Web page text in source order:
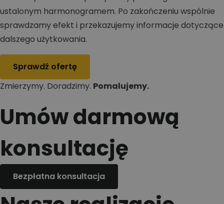
ustalonym harmonogramem. Po zakończeniu wspólnie
sprawdzamy efekt i przekazujemy informacje dotyczące
dalszego użytkowania.
Sprawdź ofertę
Zmierzymy. Doradzimy. Pomalujemy.
Umów darmową
konsultację
Bezpłatna konsultacja